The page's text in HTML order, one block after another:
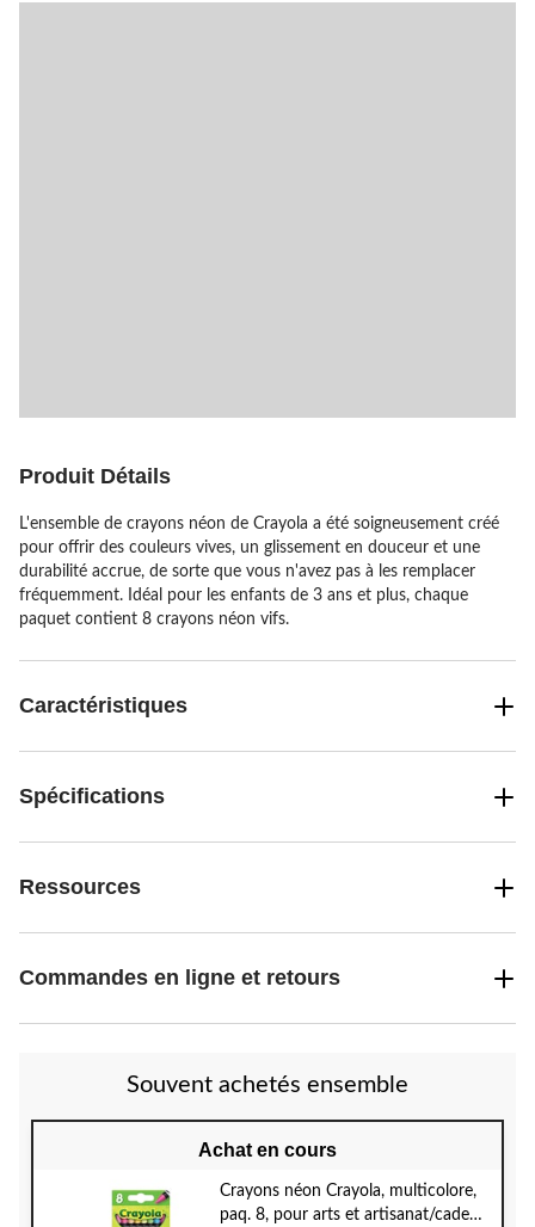
Produit Détails
L'ensemble de crayons néon de Crayola a été soigneusement créé
pour offrir des couleurs vives, un glissement en douceur et une
durabilité accrue, de sorte que vous n'avez pas à les remplacer
fréquemment. Idéal pour les enfants de 3 ans et plus, chaque
paquet contient 8 crayons néon vifs.
Caractéristiques
Spécifications
Ressources
Commandes en ligne et retours
Souvent achetés ensemble
Achat en cours
Crayons néon Crayola, multicolore,
paq. 8, pour arts et artisanat/cadeau